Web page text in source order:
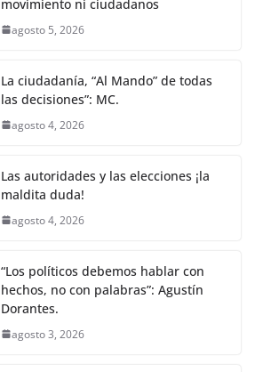
A
p
n
er
a ar
movimiento ni ciudadanos
agosto 5, 2026
La ciudadanía, “Al Mando” de todas
las decisiones”: MC.
agosto 4, 2026
Las autoridades y las elecciones ¡la
maldita duda!
agosto 4, 2026
“Los políticos debemos hablar con
hechos, no con palabras”: Agustín
Dorantes.
agosto 3, 2026